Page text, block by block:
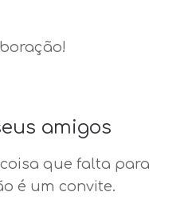
amigos
que falta para
é um convite.